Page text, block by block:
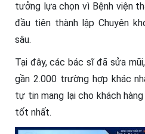
tưởng lựa chọn vì Bệnh viện
đầu tiên thành lập Chuyên
sâu.
Tại đây, các bác sĩ đã sửa
gần 2.000 trường hợp khác
tự tin mang lại cho khách
tốt nhất.